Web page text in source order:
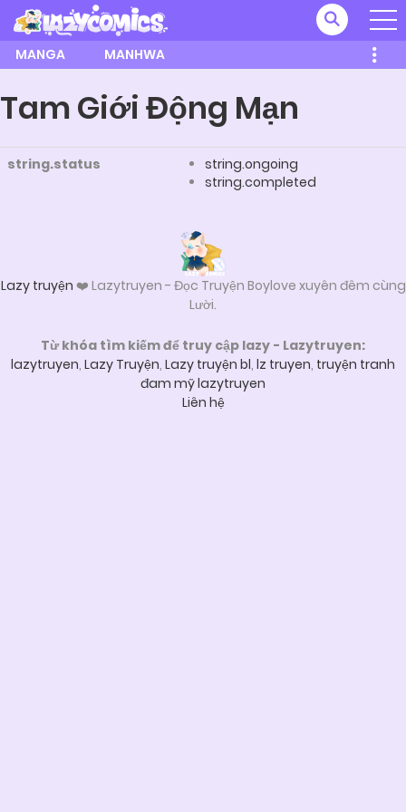
MANGA MANHWA
Tam Giới Động Mạn
string.status
string.ongoing
string.completed
Lazy truyện ❤️ Lazytruyen - Đọc Truyện Boylove xuyên đêm cùng
Lười.
Từ khóa tìm kiếm để truy cập lazy - Lazytruyen:
lazytruyen, Lazy Truyện, Lazy truyện bl, lz truyen, truyện tranh
đam mỹ lazytruyen
Liên hệ